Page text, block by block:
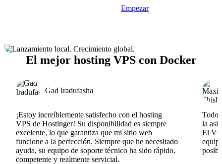
Empezar
El mejor hosting VPS con Docker
Gad Iradufasha
¡Estoy increíblemente satisfecho con el hosting
VPS de Hostinger! Su disponibilidad es siempre
excelente, lo que garantiza que mi sitio web
funcione a la perfección. Siempre que he necesitado
ayuda, su equipo de soporte técnico ha sido rápido,
competente y realmente servicial.
Todo
la
El